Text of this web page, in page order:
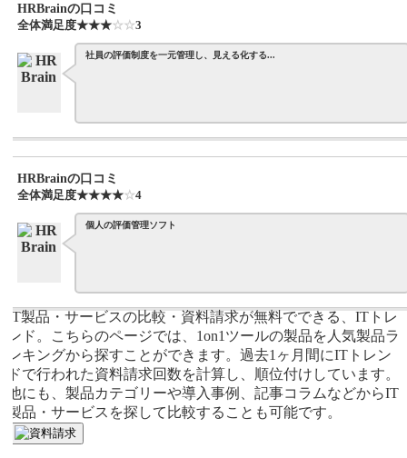
HRBrainの口コミ
全体満足度☆☆☆☆☆
★★★★★3
社員の評価制度を一元管理し、見える化する...
HRBrainの口コミ
全体満足度☆☆☆☆☆
★★★★★4
個人の評価管理ソフト
製品・サービスの比較・資料請求が無料でできる、ITトレ
ド。こちらのページでは、1on1ツールの製品を人気製品ラ
キングから探すことができます。過去1ヶ月間にITトレン
で行われた資料請求回数を計算し、順位付けしています。
にも、製品カテゴリーや導入事例、記事コラムなどからIT
品・サービスを探して比較することも可能です。